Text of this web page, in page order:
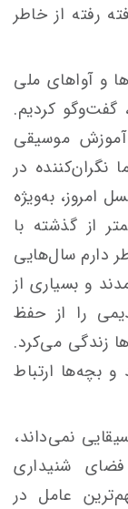
رفته از خاطر
و آواهای ملی
گفت‌وگو کردیم.
موسیقی
نگران‌کننده در
امروز، به‌ویژه
از گذشته با
دارم سال‌هایی
و بسیاری از
را از حفظ
زندگی می‌کرد.
و بچه‌ها ارتباط
نمی‌داند،
شنیداری
عامل در